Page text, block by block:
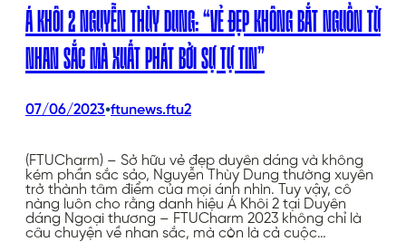
Á KHÔI 2 NGUYỄN THÙY DUNG: “VẺ ĐẸP KHÔNG BẮT NGUỒN TỪ
NHAN SẮC MÀ XUẤT PHÁT BỞI SỰ TỰ TIN”
07/06/2023•ftunews.ftu2
(FTUCharm) – Sở hữu vẻ đẹp duyên dáng và không
kém phần sắc sảo, Nguyễn Thùy Dung thường xuyên
trở thành tâm điểm của mọi ánh nhìn. Tuy vậy, cô
nàng luôn cho rằng danh hiệu Á Khôi 2 tại Duyên
dáng Ngoại thương – FTUCharm 2023 không chỉ là
câu chuyện về nhan sắc, mà còn là cả cuộc…